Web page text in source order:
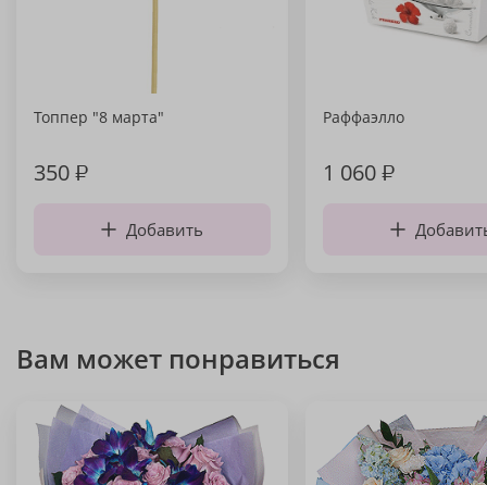
Топпер "8 марта"
350₽
Добавить
Раффаэлло
1 060₽
Вам может понравиться